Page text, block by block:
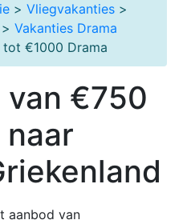
> Vliegvakanties >
> Vakanties Drama
€1000 Drama
van €750
aanbod van